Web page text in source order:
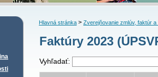
Hlavná stránka> Zverejňovanie zmlúv, faktúr a
Faktúry 2023
Vyhľadať: